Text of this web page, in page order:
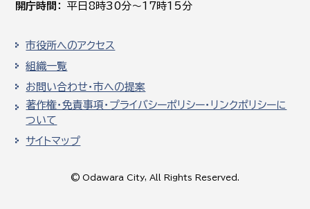
開庁時間
平日8時30分～17時15分
市役所へのアクセス
組織一覧
お問い合わせ・市への提案
著作権・免責事項・プライバシーポリシー・リンクポリシーに
ついて
サイトマップ
© Odawara City, All Rights Reserved.